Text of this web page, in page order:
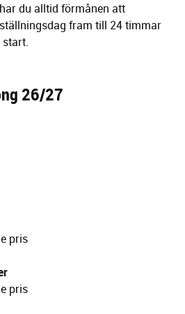
du alltid förmånen att
fram till 24 timmar
26/27
pris
pris